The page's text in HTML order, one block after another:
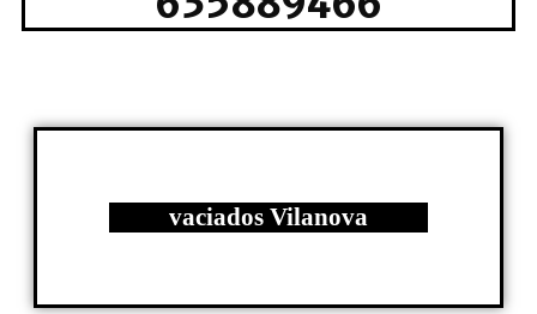
vaciados Vilanova